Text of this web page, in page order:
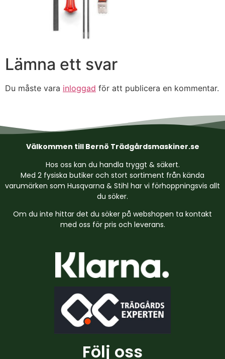
Lämna ett svar
Du måste vara inloggad för att publicera en kommentar.
Välkommen till Bernö Trädgårdsmaskiner.se
Hos oss kan du handla tryggt & säkert.
Med 2 fysiska butiker och stort sortiment från kända
varumärken som Husqvarna & Stihl har vi förhoppningsvis allt
du söker.
Om du inte hittar det du söker på webshopen ta kontakt
med oss för pris och leverans.
Följ oss